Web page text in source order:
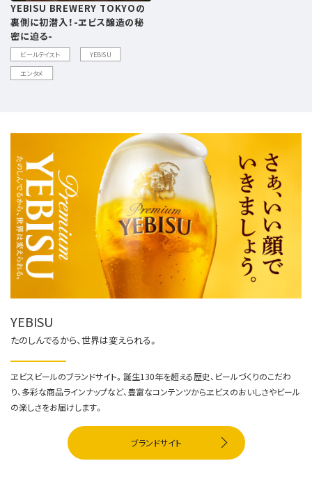
YEBISU BREWERY TOKYOの
裏側に初潜入！-ヱビス醸造の秘
密に迫る-
ビールテイスト
YEBISU
エンタメ
YEBISU
たのしんでるから、世界は変えられる。
ヱビスビールのブランドサイト。誕生130年を超える歴史、ビールづくりのこだわ
り、多彩な商品ラインナップなど、豊富なコンテンツからヱビスのおいしさやビール
の楽しさをお届けします。
ブランドサイト